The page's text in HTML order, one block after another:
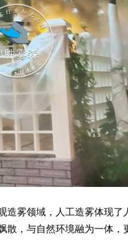
雾领域，人工造雾体现
，与自然环境融为一体